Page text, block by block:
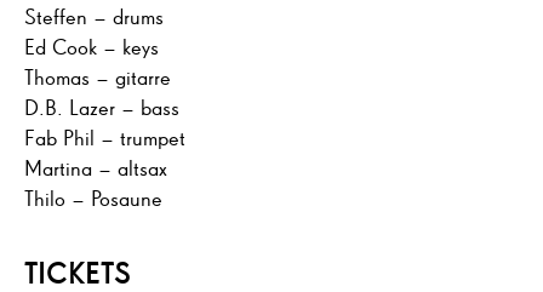
Steffen – drums
Ed Cook – keys
Thomas – gitarre
D.B. Lazer – bass
Fab Phil – trumpet
Martina – altsax
Thilo – Posaune
TICKETS